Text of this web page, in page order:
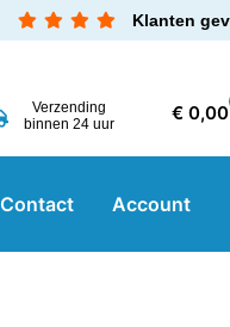
Klanten
Verzending
binnen 24 uur
€0,00
Contact Account